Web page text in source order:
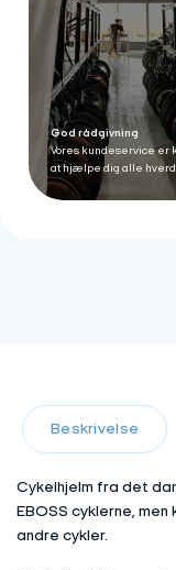
God rådgivning
Vores kundeservice er
at hjælpe dig alle
Beskrivelse
Cykelhjelm fra det
EBOSS cyklerne,
andre cykler.